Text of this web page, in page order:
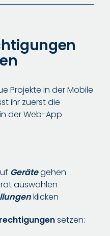
Projekte in der Mobile
ihr zuerst die
der Web-App
Gerätegehen
auswählen
klicken
setzen: